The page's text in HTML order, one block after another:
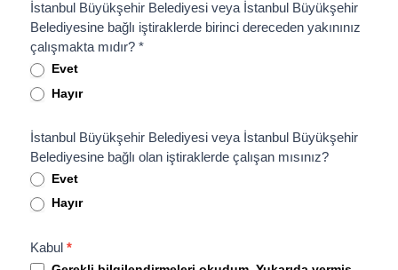
İstanbul Büyükşehir Belediyesi veya İstanbul Büyükşehir
Belediyesine bağlı iştiraklerde birinci dereceden yakınınız
çalışmakta mıdır? *
Evet
Hayır
İstanbul Büyükşehir Belediyesi veya İstanbul Büyükşehir
Belediyesine bağlı olan iştiraklerde çalışan mısınız?
Evet
Hayır
Kabul *